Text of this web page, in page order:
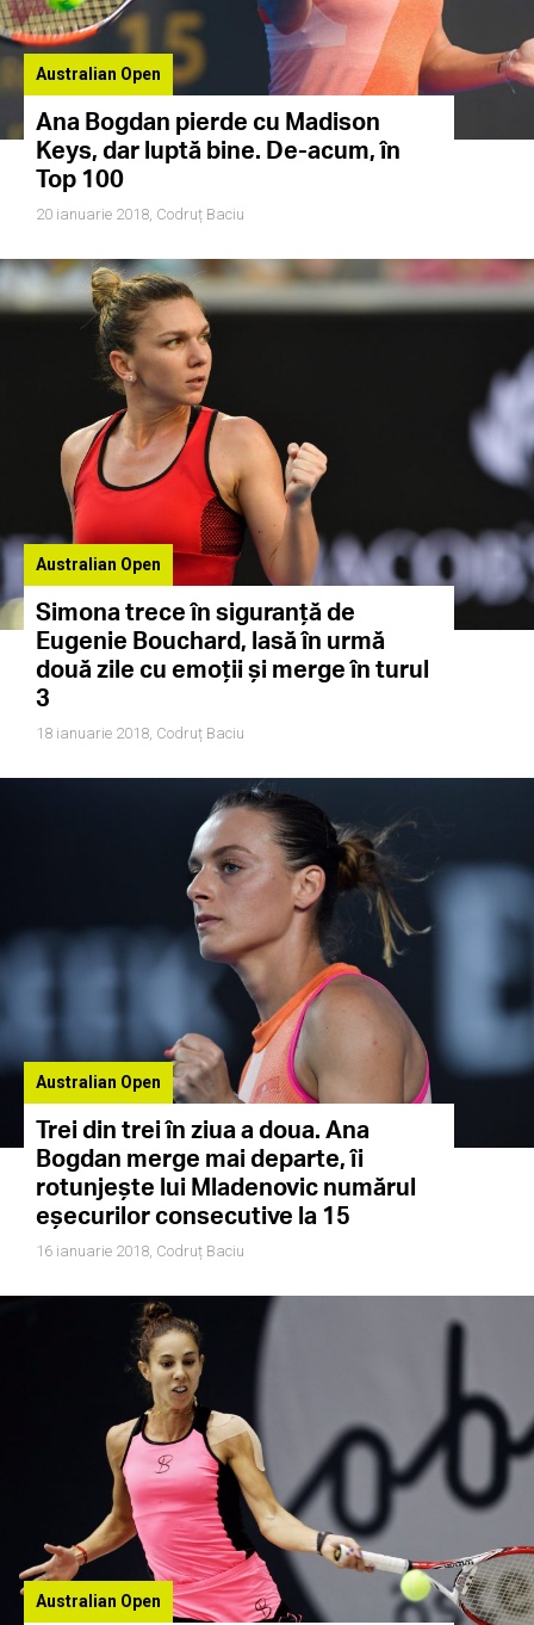
Australian Open
Ana Bogdan pierde cu Madison
Keys, dar luptă bine. De-acum, în
Top 100
20 ianuarie 2018, Codruț Baciu
Australian Open
Simona trece în siguranță de
Eugenie Bouchard, lasă în urmă
două zile cu emoții și merge în turul
3
18 ianuarie 2018, Codruț Baciu
Australian Open
Trei din trei în ziua a doua. Ana
Bogdan merge mai departe, îi
rotunjește lui Mladenovic numărul
eșecurilor consecutive la 15
16 ianuarie 2018, Codruț Baciu
Australian Open